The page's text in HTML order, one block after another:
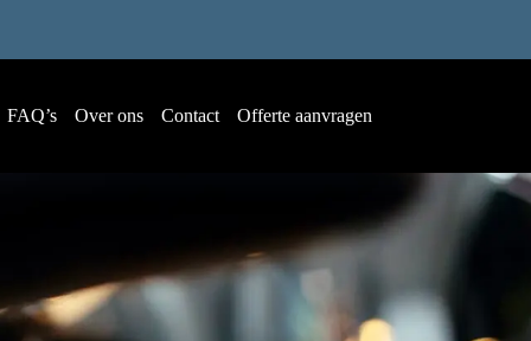
FAQ’s Over ons Contact Offerte aanvragen